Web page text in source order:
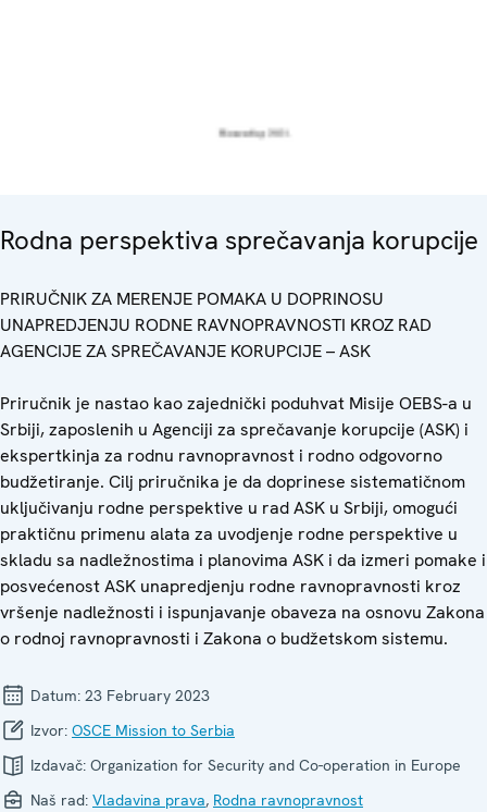
Rodna perspektiva sprečavanja korupcije
PRIRUČNIK ZA MERENJE POMAKA U DOPRINOSU
UNAPREDJENJU RODNE RAVNOPRAVNOSTI KROZ RAD
AGENCIJE ZA SPREČAVANJE KORUPCIJE – ASK
Priručnik je nastao kao zajednički poduhvat Misije OEBS-a u
Srbiji, zaposlenih u Agenciji za sprečavanje korupcije (ASK) i
ekspertkinja za rodnu ravnopravnost i rodno odgovorno
budžetiranje. Cilj priručnika je da doprinese sistematičnom
uključivanju rodne perspektive u rad ASK u Srbiji, omogući
praktičnu primenu alata za uvodjenje rodne perspektive u
skladu sa nadležnostima i planovima ASK i da izmeri pomake i
posvećenost ASK unapredjenju rodne ravnopravnosti kroz
vršenje nadležnosti i ispunjavanje obaveza na osnovu Zakona
o rodnoj ravnopravnosti i Zakona o budžetskom sistemu.
Datum: 23 February 2023
Izvor: OSCE Mission to Serbia
Izdavač: Organization for Security and Co-operation in Europe
Naš rad: Vladavina prava, Rodna ravnopravnost